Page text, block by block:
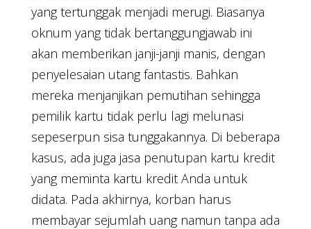
yang tertunggak menjadi merugi. Biasanya
oknum yang tidak bertanggungjawab ini
akan memberikan janji-janji manis, dengan
penyelesaian utang fantastis. Bahkan
mereka menjanjikan pemutihan sehingga
pemilik kartu tidak perlu lagi melunasi
sepeserpun sisa tunggakannya. Di beberapa
kasus, ada juga jasa penutupan kartu kredit
yang meminta kartu kredit Anda untuk
didata. Pada akhirnya, korban harus
membayar sejumlah uang namun tanpa ada